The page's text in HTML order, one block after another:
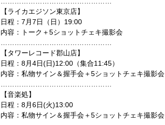
【ライカエジソン東京店】
日程： 7月7日（日）19:00
内容：トーク＋5ショットチェキ撮影会
【タワーレコード郡山店】
日程： 8月4日(日)12:00 （集合11:45）
内容：私物サイン＆握手会＋5ショットチェキ撮影会
【音楽処】
日程： 8月6日(火)13:00
内容：私物サイン＆握手会＋5ショットチェキ撮影会